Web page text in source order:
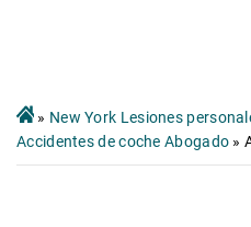
» New York Lesiones
Accidentes de coche Abogado »